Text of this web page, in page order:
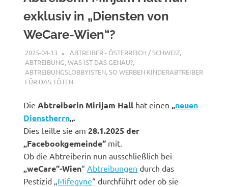
exklusiv in „Diensten von
WeCare-Wien“?
2025-04-13 XX
ABTREIBER - ÖSTERREICH / SCHWEIZ,
ABTREIBUNG, WAS IST DAS GENAU?,
ABTREIBUNGSLOBBYISTEN,SO WERBEN KINDERABTREIBER
FÜR DAS TÖTEN
Die Abtreiberin Mirijam Hall hat einen „neuen
Dienstherrn„.
Dies teilte sie am 28.1.2025 der
„Facebookgemeinde“ mit.
Ob die Abtreiberin nun ausschließlich bei
„weCare“-Wien“ Abtreibungen durch das
Pestizid „ Mifegyne“ durchführt oder ob sie